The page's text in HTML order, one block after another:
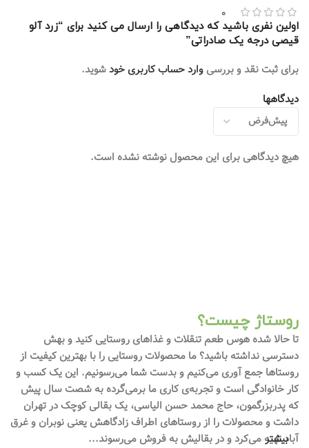
0
دیدگاهها
هیچ دیدگاهی برای این محصول نوشته نشده است.
اولین نفری باشید که دیدگاهی را ارسال می کنید برای “زرد آلو
قیصی درجه یک صادراتی”
برای ثبت نقد و بررسی وارد حساب کاربری خودشوید.
روستاژ چیست؟
تا حالا شده هوس طعم تنقلات و غذاهای روستایی کنید و بهش
دسترسی نداشته باشید؟ ما محصولات روستایی را با بهترین کیفیت از
روستاها جمع آوری می‌کنیم و بدست شما می‌رسونیم. این یک کسب و
کار خانوادگی است و تجربه‌ی کاری ما برمی‌گرده به شصت سال پیش
که پدربزرگمون، حاج محمد حسن الیاسی، یک بقالی کوچک در تهران
داشت و محصولات را از روستاهای اطراف زادگاهش یعنی نوبران و غرق
آباد تهیه می‌کرد و در بقالیش به فروش می‌رسوند...
بیشتر